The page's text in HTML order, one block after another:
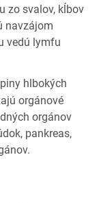
zo svalov, kĺbov
navzájom
vedú lymfu
hlbokých
orgánové
orgánov
pankreas,